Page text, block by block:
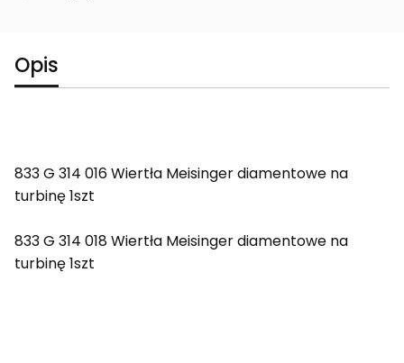
Opis
833 G 314 016 Wiertła Meisinger diamentowe na
turbinę 1szt
833 G 314 018 Wiertła Meisinger diamentowe na
turbinę 1szt